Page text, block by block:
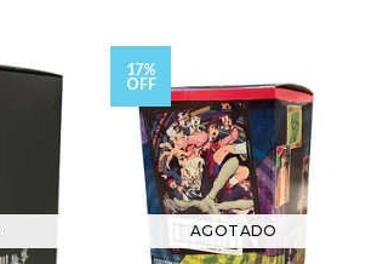
17%
OFF
AGOTADO